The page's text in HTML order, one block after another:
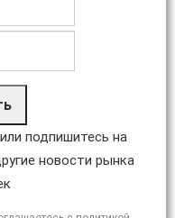
подпишитесь на
новости рынка